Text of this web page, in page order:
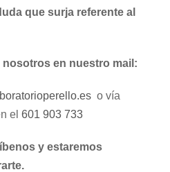
que surja referente al
en nuestro mail:
o vía
el 601 903 733
y estaremos